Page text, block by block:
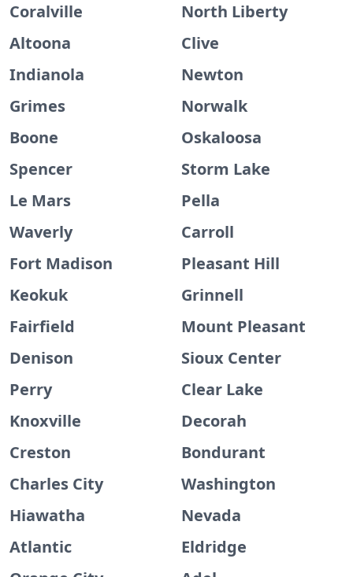
Coralville
North Liberty
Altoona
Clive
Indianola
Newton
Grimes
Norwalk
Boone
Oskaloosa
Spencer
Storm Lake
Le Mars
Pella
Waverly
Carroll
Fort Madison
Pleasant Hill
Keokuk
Grinnell
Fairfield
Mount Pleasant
Denison
Sioux Center
Perry
Clear Lake
Knoxville
Decorah
Creston
Bondurant
Charles City
Washington
Hiawatha
Nevada
Atlantic
Eldridge